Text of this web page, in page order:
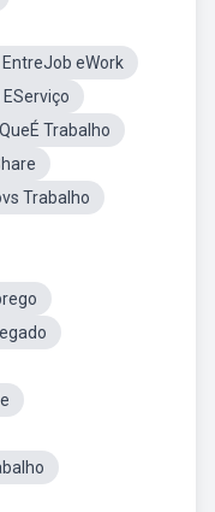
eWork
Trabalho
Trabalho